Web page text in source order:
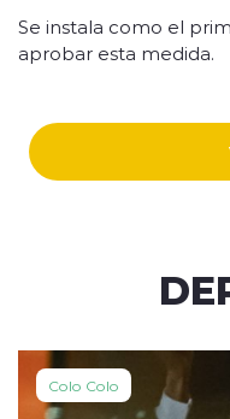
Se instala como el
aprobar esta medida.
Colo Colo